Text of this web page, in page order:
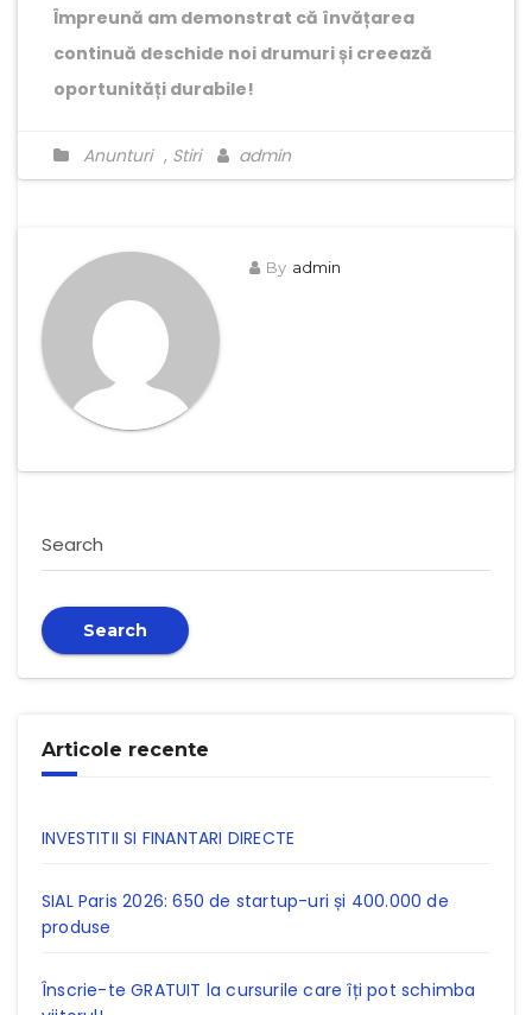
Împreună am demonstrat că învățarea
continuă deschide noi drumuri și creează
oportunități durabile!
Anunturi , Stiri admin
By admin
Search
Search
Articole recente
INVESTITII SI FINANTARI DIRECTE
SIAL Paris 2026: 650 de startup-uri și 400.000 de
produse
Înscrie-te GRATUIT la cursurile care îți pot schimba